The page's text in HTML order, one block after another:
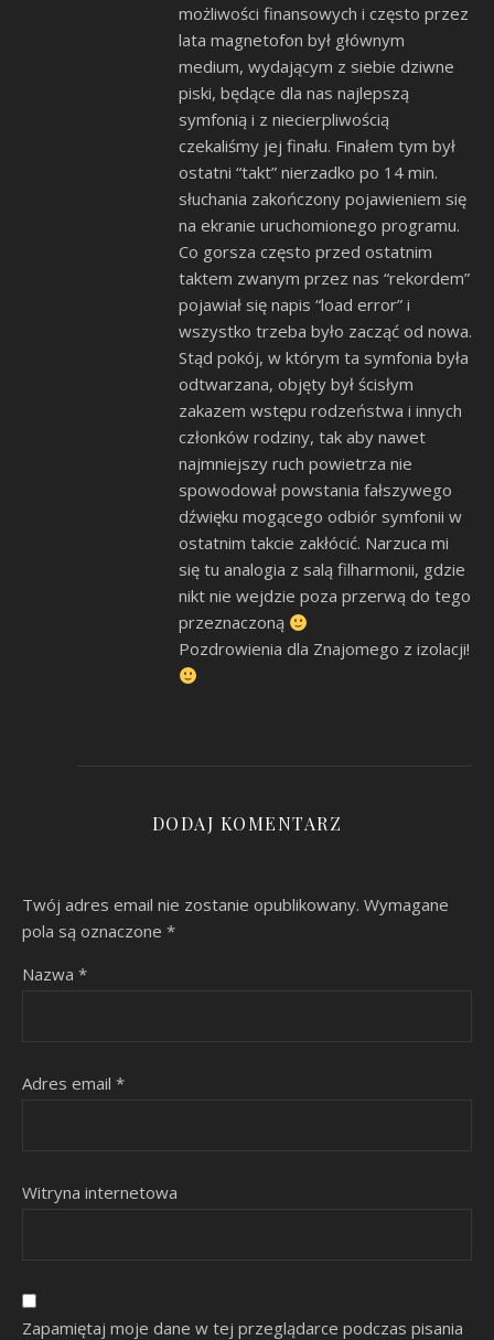
możliwości finansowych i często przez
lata magnetofon był głównym
medium, wydającym z siebie dziwne
piski, będące dla nas najlepszą
symfonią i z niecierpliwością
czekaliśmy jej finału. Finałem tym był
ostatni “takt” nierzadko po 14 min.
słuchania zakończony pojawieniem się
na ekranie uruchomionego programu.
Co gorsza często przed ostatnim
taktem zwanym przez nas “rekordem”
pojawiał się napis “load error” i
wszystko trzeba było zacząć od nowa.
Stąd pokój, w którym ta symfonia była
odtwarzana, objęty był ścisłym
zakazem wstępu rodzeństwa i innych
członków rodziny, tak aby nawet
najmniejszy ruch powietrza nie
spowodował powstania fałszywego
dźwięku mogącego odbiór symfonii w
ostatnim takcie zakłócić. Narzuca mi
się tu analogia z salą filharmonii, gdzie
nikt nie wejdzie poza przerwą do tego
przeznaczoną
Pozdrowienia dla Znajomego z izolacji!
DODAJ KOMENTARZ
Twój adres email nie zostanie opublikowany. Wymagane
pola są oznaczone *
Nazwa *
Adres email *
Witryna internetowa
Zapamiętaj moje dane w tej przeglądarce podczas pisania